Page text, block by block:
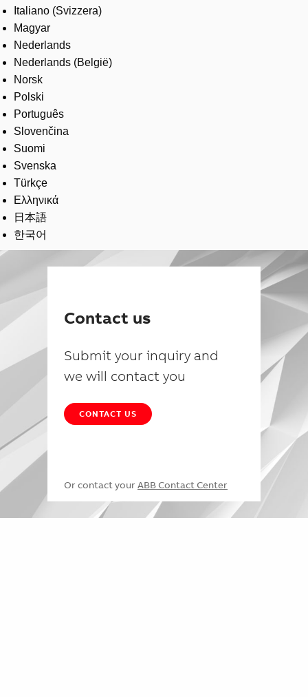
Italiano (Svizzera)
Magyar
Nederlands
Nederlands (België)
Norsk
Polski
Português
Slovenčina
Suomi
Svenska
Türkçe
Ελληνικά
日本語
한국어
Contact us
Submit your inquiry and
we will contact you
CONTACT US
Or contact your ABB Contact Center